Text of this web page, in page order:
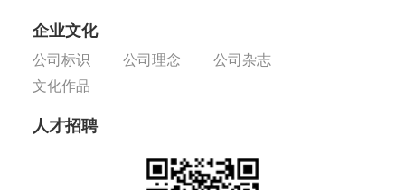
企业文化
公司标识 公司理念
公司杂志
文化作品
人才招聘